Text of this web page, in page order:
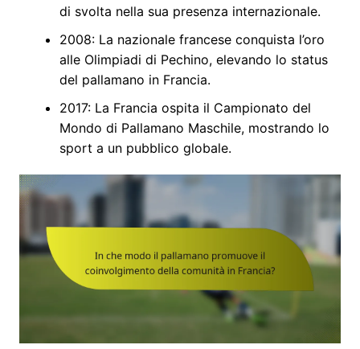
di svolta nella sua presenza internazionale.
2008: La nazionale francese conquista l’oro
alle Olimpiadi di Pechino, elevando lo status
del pallamano in Francia.
2017: La Francia ospita il Campionato del
Mondo di Pallamano Maschile, mostrando lo
sport a un pubblico globale.